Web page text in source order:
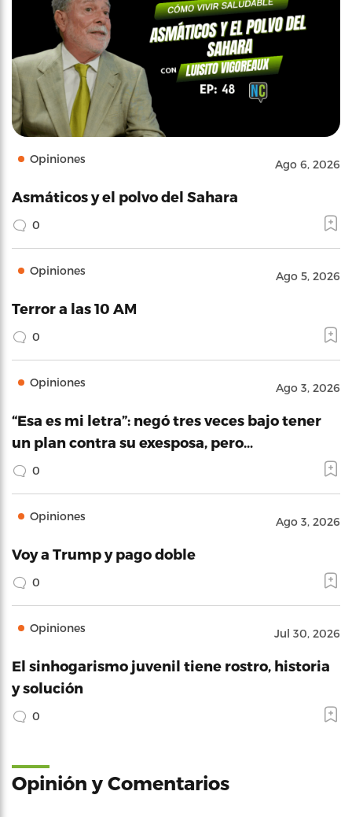
Opiniones Ago 6, 2026
Asmáticos y el polvo del Sahara
0
Opiniones Ago 5, 2026
Terror a las 10 AM
0
Opiniones Ago 3, 2026
“Esa es mi letra”: negó tres veces bajo tener
un plan contra su exesposa, pero…
0
Opiniones Ago 3, 2026
Voy a Trump y pago doble
0
Opiniones Jul 30, 2026
El sinhogarismo juvenil tiene rostro, historia
y solución
0
Opinión y Comentarios